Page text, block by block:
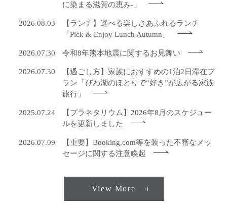
に染まる滋賀の恵み-」
2026.08.03
【ランチ】選べる楽しさあふれるランチ
「Pick & Enjoy Lunch Autumn」
2026.07.30 令和8年熊本地震に関するお見舞い
2026.07.30
【過ごし方】家族におすすめの1泊2日滞在プ
ラン「びわ湖のほとりで“好き”が広がる家族
旅行」
2025.07.24
【プラネタリウム】2026年8月のスケジュー
ルを更新しました
2026.07.09
【重要】Booking.com等を装った不審なメッ
セージに関する注意喚起
View More